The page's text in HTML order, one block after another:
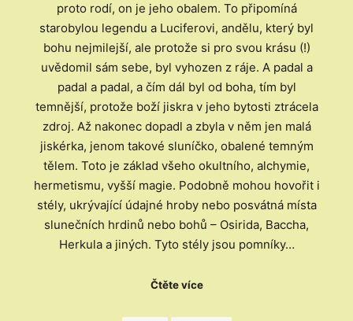
proto rodí, on je jeho obalem. To připomíná
starobylou legendu a Luciferovi, andělu, který byl
bohu nejmilejší, ale protože si pro svou krásu (!)
uvědomil sám sebe, byl vyhozen z ráje. A padal a
padal a padal, a čím dál byl od boha, tím byl
temnější, protože boží jiskra v jeho bytosti ztrácela
zdroj. Až nakonec dopadl a zbyla v něm jen malá
jiskérka, jenom takové sluníčko, obalené temným
tělem. Toto je základ všeho okultního, alchymie,
hermetismu, vyšší magie. Podobně mohou hovořit i
stély, ukrývající údajné hroby nebo posvátná místa
slunečních hrdinů nebo bohů – Osirida, Baccha,
Herkula a jiných. Tyto stély jsou pomníky…
Čtěte více